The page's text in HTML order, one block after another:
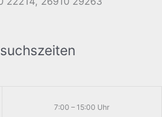
7:00 – 15:00 Uhr